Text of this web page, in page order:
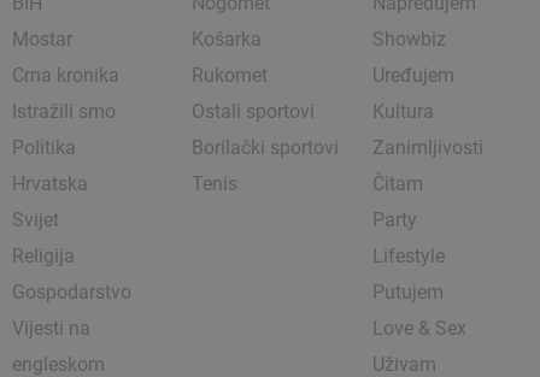
Mostar
Crna kronika
Istražili smo
Politika
Hrvatska
Svijet
Religija
Gospodarstvo
Vijesti na
engleskom
Košarka
Rukomet
Ostali sportovi
Borilački sportovi
Tenis
Showbiz
Uređujem
Kultura
Zanimljivosti
Čitam
Party
Lifestyle
Putujem
Love & Sex
Uživam